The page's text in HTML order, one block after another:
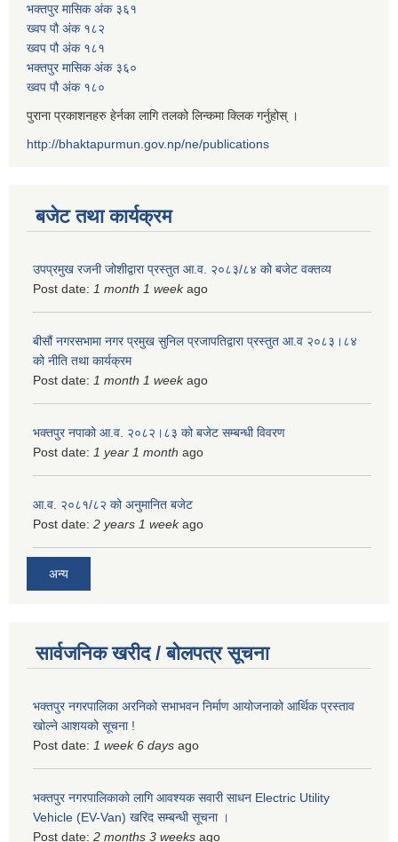
भक्तपुर मासिक अंक ३६१
ख्वप पौ अंक १८२
ख्वप पौ अंक १८१
भक्तपुर मासिक अंक ३६०
ख्वप पौ अंक १८०
पुराना प्रकाशनहरु हेर्नका लागि तलको लिन्कमा क्लिक गर्नुहोस् ।
http://bhaktapurmun.gov.np/ne/publications
बजेट तथा कार्यक्रम
उपप्रमुख रजनी जोशीद्वारा प्रस्तुत आ.व. २०८३/८४ को बजेट वक्तव्य
Post date: 1 month 1 weekago
बीसौं नगरसभामा नगर प्रमुख सुनिल प्रजापतिद्वारा प्रस्तुत आ.व‍ २०८३।८४
को नीति तथा कार्यक्रम
Post date: 1 month 1 weekago
भक्तपुर नपाको आ.व. २०८२।८३ को बजेट सम्बन्धी विवरण
Post date: 1 year 1 month ago
आ.व. २०८१/८२ को अनुमानित बजेट
Post date: 2 years 1 weekago
अन्य
सार्वजनिक खरीद / बोलपत्र सूचना
भक्तपुर नगरपालिका अरनिको सभाभवन निर्माण आयोजनाको आर्थिक प्रस्ताव
खोल्ने आशयको सूचना !
Post date: 1 week 6 days ago
भक्तपुर नगरपालिकाकाे लागि आवश्यक सवारी साधन Electric Utility
Vehicle (EV-Van) खरिद सम्बन्धी सूचना ।
Post date: 2 months 3 weeks ago